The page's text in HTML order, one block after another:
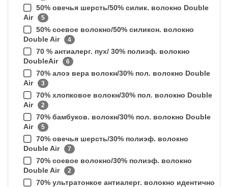
50% овечья шерсть/50% силик. волокно Double
Air
5
50% соевое волокно/50% силикон. волокно
Double Air
4
70 % антиалерг. пух/ 30% полиэф. волокно
DoubleAir
6
70% алоэ вера волокн/30% пол. волокно Double
Air
3
70% хлопковое волокн/30% пол. волокно Double
Air
2
70% бамбуков. волокн/30% пол. волокно Double
Air
5
70% овечья шерсть/30% полиэф. волокно
Double Air
7
70% соевое волокно/30% полиэф. волокно
Double Air
2
70% ультратонкое антиалерг. волокно идентично